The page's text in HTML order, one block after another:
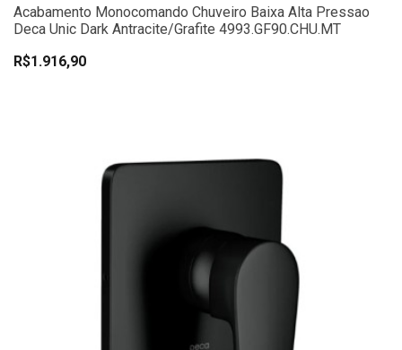
Acabamento Monocomando Chuveiro Baixa Alta Pressao
Deca Unic Dark Antracite/Grafite 4993.GF90.CHU.MT
R$1.916,90